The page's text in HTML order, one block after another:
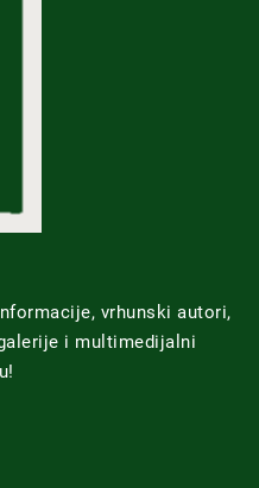
vrhunski autori,
i multimedijalni